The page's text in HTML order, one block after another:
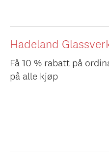
Hadeland
Få 10 % rabatt på
på alle kjøp